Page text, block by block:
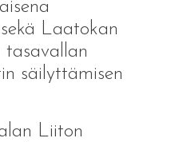
Laatokan
säilyttämisen
Liiton